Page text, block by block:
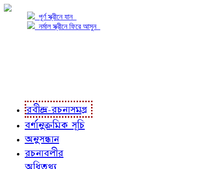
পূর্ণ স্ক্রীনে যান
নর্মাল স্ক্রীনে ফিরে আসুন
রবীন্দ্র-রচনাসমগ্র
বর্ণানুক্রমিক সূচি
অনুসন্ধান
রচনাবলীর
অধিতথ্য